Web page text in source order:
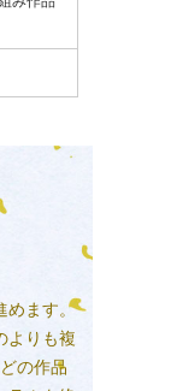
めます。
よりも複
の作品